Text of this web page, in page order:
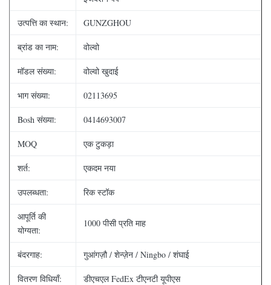
उत्पत्ति का स्थान: GUNZGHOU
ब्रांड का नाम: वोल्वो
मॉडल संख्या: वोल्वो खुदाई
भाग संख्या: 02113695
Bosh संख्या: 0414693007
MOQ एक टुकड़ा
शर्त: एकदम नया
उपलब्धता: रिक स्टॉक
आपूर्ति की
योग्यता:
1000 पीसी प्रति माह
बंदरगाह: गुआंगज़ौ / शेन्ज़ेन / Ningbo / शंघाई
वितरण विधियाँ: डीएचएल FedEx टीएनटी यूपीएस